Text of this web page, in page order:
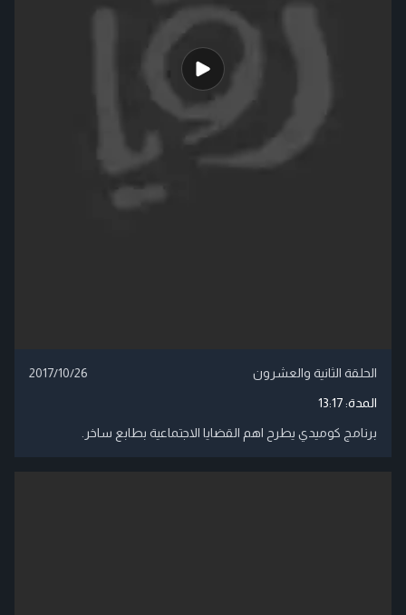
الحلقة الثانية والعشرون 2017/10/26
المدة:13:17
برنامج كوميدي يطرح اهم القضايا الاجتماعية بطابع ساخر.